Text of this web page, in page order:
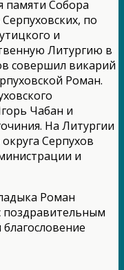
памяти Собора
по
и
Литургию в
совершил викарий
Роман.
Чабан и
На Литургии
Серпухов
и
Роман
поздравительным